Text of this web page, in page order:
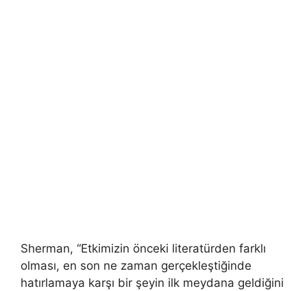
Sherman, “Etkimizin önceki literatürden farklı
olması, en son ne zaman gerçekleştiğinde
hatırlamaya karşı bir şeyin ilk meydana geldiğini